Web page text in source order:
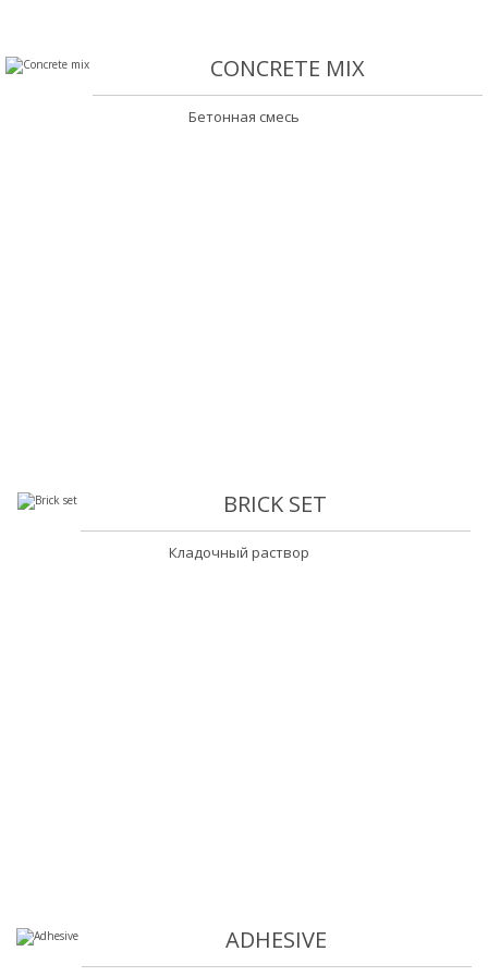
CONCRETE MIX
Бетонная смесь
BRICK SET
Кладочный раствор
ADHESIVE